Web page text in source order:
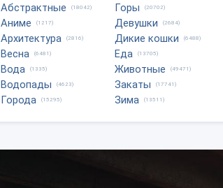
Абстрактные (18042)
Аниме (1217)
Архитектура (2816)
Весна (6481)
Вода (1335)
Водопады (4623)
Города (15295)
Горы (20702)
Девушки (2684)
Дикие кошки (6488)
Еда (13705)
Животные (49471)
Закаты (17741)
Зима (13511)